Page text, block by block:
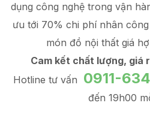
dụng công nghệ trong vận
ưu tới 70% chi phí nhân
món đồ nội thất giá
Cam kết chất lượng, giá
Hotline tư vấn 0911-
đến 19h00